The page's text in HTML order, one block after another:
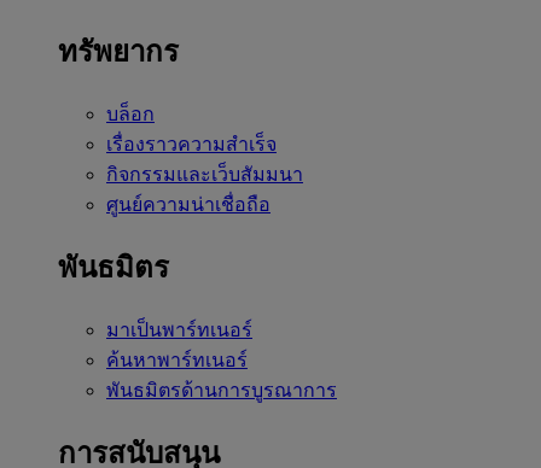
ทรัพยากร
บล็อก
เรื่องราวความสำเร็จ
กิจกรรมและเว็บสัมมนา
ศูนย์ความน่าเชื่อถือ
พันธมิตร
มาเป็นพาร์ทเนอร์
ค้นหาพาร์ทเนอร์
พันธมิตรด้านการบูรณาการ
การสนับสนุน